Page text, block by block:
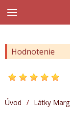
Hodnotenie
Úvod / Látky